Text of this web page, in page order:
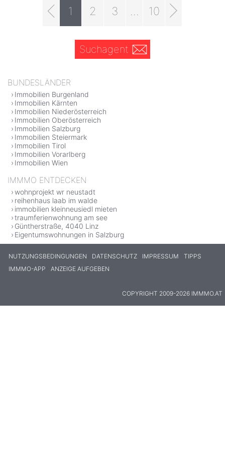
1 2 3 10
Suchagent
BUNDESLÄNDER
Immobilien Burgenland
Immobilien Kärnten
Immobilien Niederösterreich
Immobilien Oberösterreich
Immobilien Salzburg
Immobilien Steiermark
Immobilien Tirol
Immobilien Vorarlberg
Immobilien Wien
IMMMO ENTDECKEN
wohnprojekt wr neustadt
reihenhaus laab im walde
immobilien kleinneusiedl mieten
traumferienwohnung am see
Güntherstraße, 4040 Linz
Eigentumswohnungen in Salzburg
NUTZUNGSBEDINGUNGEN DATENSCHUTZ IMPRESSUM
TIPPS
IMMMO-APP
ANZEIGE AUFGEBEN
COPYRIGHT 2009-2026 IMMMO.AT